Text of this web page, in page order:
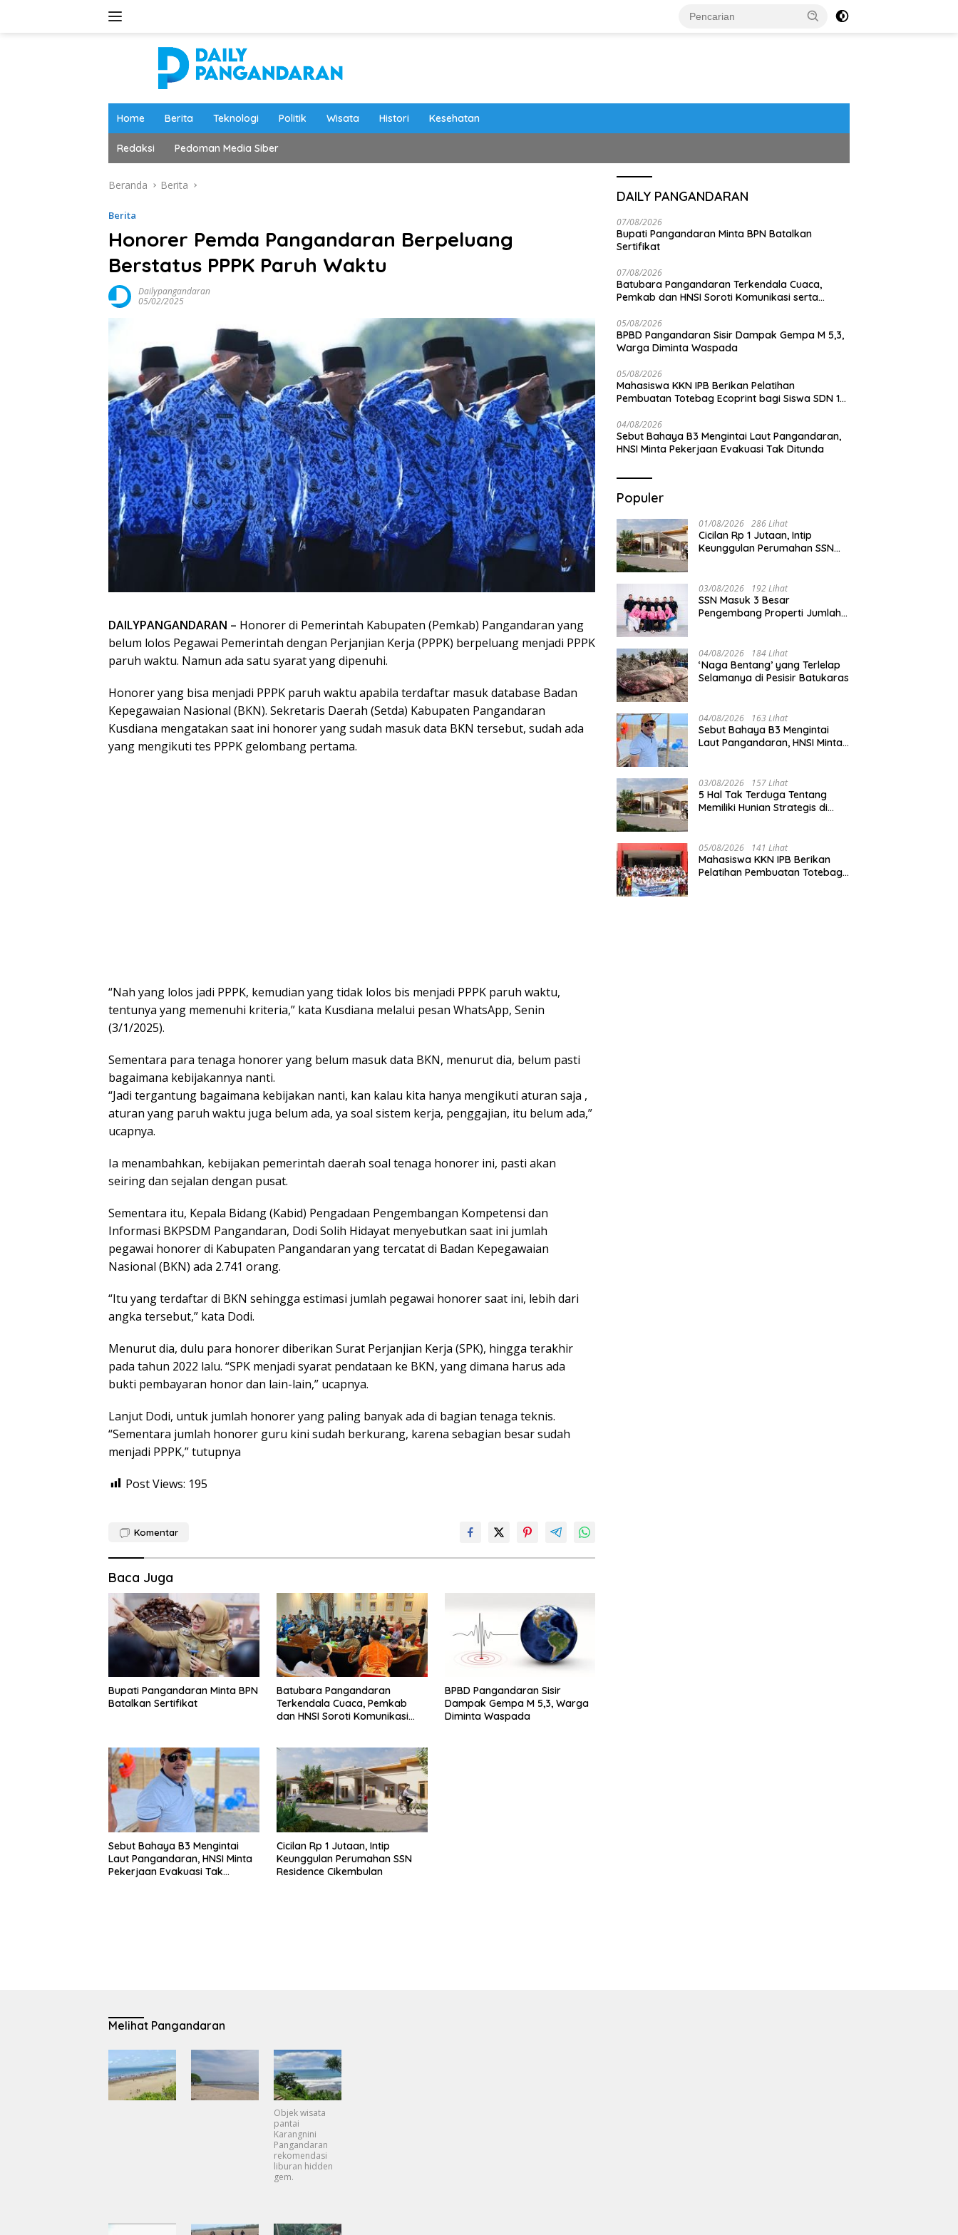
Home Berita Teknologi Politik Wisata Histori Kesehatan
Redaksi Pedoman Media Siber
Beranda Berita
Berita
Honorer Pemda Pangandaran Berpeluang
Berstatus PPPK Paruh Waktu
Dailypangandaran
05/02/2025
DAILYPANGANDARAN – Honorer di Pemerintah Kabupaten (Pemkab) Pangandaran yang
belum lolos Pegawai Pemerintah dengan Perjanjian Kerja (PPPK) berpeluang menjadi PPPK
paruh waktu. Namun ada satu syarat yang dipenuhi.
Honorer yang bisa menjadi PPPK paruh waktu apabila terdaftar masuk database Badan
Kepegawaian Nasional (BKN). Sekretaris Daerah (Setda) Kabupaten Pangandaran
Kusdiana mengatakan saat ini honorer yang sudah masuk data BKN tersebut, sudah ada
yang mengikuti tes PPPK gelombang pertama.
“Nah yang lolos jadi PPPK, kemudian yang tidak lolos bis menjadi PPPK paruh waktu,
tentunya yang memenuhi kriteria,” kata Kusdiana melalui pesan WhatsApp, Senin
(3/1/2025).
Sementara para tenaga honorer yang belum masuk data BKN, menurut dia, belum pasti
bagaimana kebijakannya nanti.
“Jadi tergantung bagaimana kebijakan nanti, kan kalau kita hanya mengikuti aturan saja ,
aturan yang paruh waktu juga belum ada, ya soal sistem kerja, penggajian, itu belum ada,”
ucapnya.
Ia menambahkan, kebijakan pemerintah daerah soal tenaga honorer ini, pasti akan
seiring dan sejalan dengan pusat.
Sementara itu, Kepala Bidang (Kabid) Pengadaan Pengembangan Kompetensi dan
Informasi BKPSDM Pangandaran, Dodi Solih Hidayat menyebutkan saat ini jumlah
pegawai honorer di Kabupaten Pangandaran yang tercatat di Badan Kepegawaian
Nasional (BKN) ada 2.741 orang.
“Itu yang terdaftar di BKN sehingga estimasi jumlah pegawai honorer saat ini, lebih dari
angka tersebut,” kata Dodi.
Menurut dia, dulu para honorer diberikan Surat Perjanjian Kerja (SPK), hingga terakhir
pada tahun 2022 lalu. “SPK menjadi syarat pendataan ke BKN, yang dimana harus ada
bukti pembayaran honor dan lain-lain,” ucapnya.
Lanjut Dodi, untuk jumlah honorer yang paling banyak ada di bagian tenaga teknis.
“Sementara jumlah honorer guru kini sudah berkurang, karena sebagian besar sudah
menjadi PPPK,” tutupnya
Post Views: 195
Komentar
Baca Juga
Bupati Pangandaran Minta BPN
Batalkan Sertifikat
Batubara Pangandaran
Terkendala Cuaca, Pemkab
dan HNSI Soroti Komunikasi
BPBD Pangandaran Sisir
Dampak Gempa M 5,3, Warga
Diminta Waspada
Sebut Bahaya B3 Mengintai
Laut Pangandaran, HNSI Minta
Pekerjaan Evakuasi Tak
Cicilan Rp 1 Jutaan, Intip
Keunggulan Perumahan SSN
Residence Cikembulan
DAILY PANGANDARAN
07/08/2026
Bupati Pangandaran Minta BPN Batalkan
Sertifikat
07/08/2026
Batubara Pangandaran Terkendala Cuaca,
Pemkab dan HNSI Soroti Komunikasi serta
05/08/2026
BPBD Pangandaran Sisir Dampak Gempa M 5,3,
Warga Diminta Waspada
05/08/2026
Mahasiswa KKN IPB Berikan Pelatihan
Pembuatan Totebag Ecoprint bagi Siswa SDN 1
04/08/2026
Sebut Bahaya B3 Mengintai Laut Pangandaran,
HNSI Minta Pekerjaan Evakuasi Tak Ditunda
Populer
01/08/2026 286 Lihat
Cicilan Rp 1 Jutaan, Intip
Keunggulan Perumahan SSN
03/08/2026 192 Lihat
SSN Masuk 3 Besar
Pengembang Properti Jumlah
04/08/2026 184 Lihat
‘Naga Bentang’ yang Terlelap
Selamanya di Pesisir Batukaras
04/08/2026 163 Lihat
Sebut Bahaya B3 Mengintai
Laut Pangandaran, HNSI Minta
03/08/2026 157 Lihat
5 Hal Tak Terduga Tentang
Memiliki Hunian Strategis di
05/08/2026 141 Lihat
Mahasiswa KKN IPB Berikan
Pelatihan Pembuatan Totebag
Melihat Pangandaran
Objek wisata
pantai
Karangnini
Pangandaran
rekomendasi
liburan hidden
gem.